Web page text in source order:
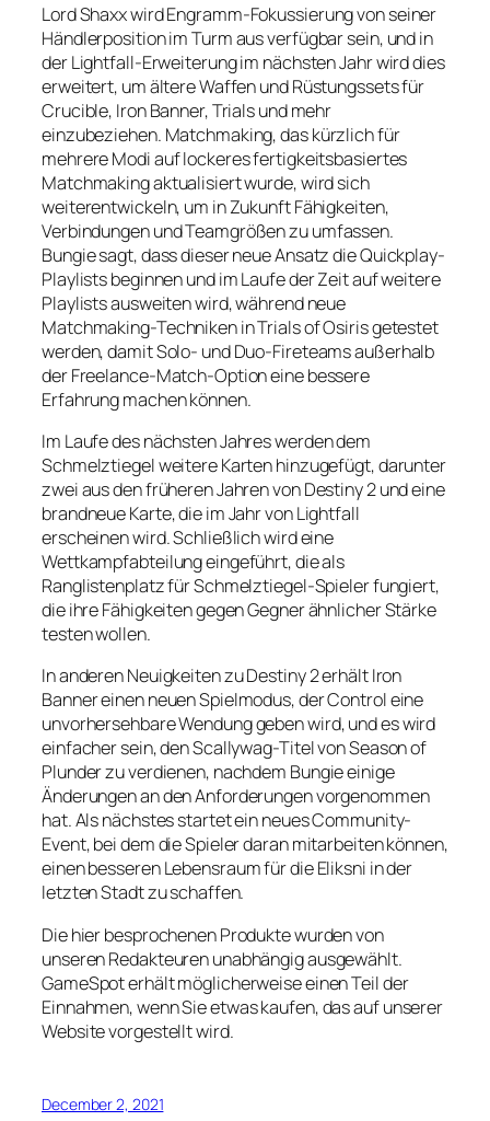
Lord Shaxx wird Engramm-Fokussierung von seiner
Händlerposition im Turm aus verfügbar sein, und in
der Lightfall-Erweiterung im nächsten Jahr wird dies
erweitert, um ältere Waffen und Rüstungssets für
Crucible, Iron Banner, Trials und mehr
einzubeziehen. Matchmaking, das kürzlich für
mehrere Modi auf lockeres fertigkeitsbasiertes
Matchmaking aktualisiert wurde, wird sich
weiterentwickeln, um in Zukunft Fähigkeiten,
Verbindungen und Teamgrößen zu umfassen.
Bungie sagt, dass dieser neue Ansatz die Quickplay-
Playlists beginnen und im Laufe der Zeit auf weitere
Playlists ausweiten wird, während neue
Matchmaking-Techniken in Trials of Osiris getestet
werden, damit Solo- und Duo-Fireteams außerhalb
der Freelance-Match-Option eine bessere
Erfahrung machen können.
Im Laufe des nächsten Jahres werden dem
Schmelztiegel weitere Karten hinzugefügt, darunter
zwei aus den früheren Jahren von Destiny 2 und eine
brandneue Karte, die im Jahr von Lightfall
erscheinen wird. Schließlich wird eine
Wettkampfabteilung eingeführt, die als
Ranglistenplatz für Schmelztiegel-Spieler fungiert,
die ihre Fähigkeiten gegen Gegner ähnlicher Stärke
testen wollen.
In anderen Neuigkeiten zu Destiny 2 erhält Iron
Banner einen neuen Spielmodus, der Control eine
unvorhersehbare Wendung geben wird, und es wird
einfacher sein, den Scallywag-Titel von Season of
Plunder zu verdienen, nachdem Bungie einige
Änderungen an den Anforderungen vorgenommen
hat. Als nächstes startet ein neues Community-
Event, bei dem die Spieler daran mitarbeiten können,
einen besseren Lebensraum für die Eliksni in der
letzten Stadt zu schaffen.
Die hier besprochenen Produkte wurden von
unseren Redakteuren unabhängig ausgewählt.
GameSpot erhält möglicherweise einen Teil der
Einnahmen, wenn Sie etwas kaufen, das auf unserer
Website vorgestellt wird.
December 2, 2021